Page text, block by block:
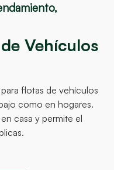
Vehículos
flotas de vehículos
como en hogares.
casa y permite el